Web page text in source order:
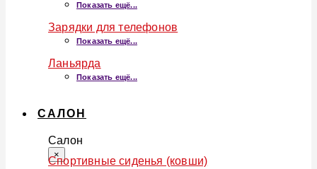
Показать ещё...
Зарядки для телефонов
Показать ещё...
Ланьярда
Показать ещё...
САЛОН
Салон
×
Спортивные сиденья (ковши)